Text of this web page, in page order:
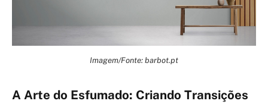
Imagem/Fonte: barbot.pt
A Arte do Esfumado: Criando Transições